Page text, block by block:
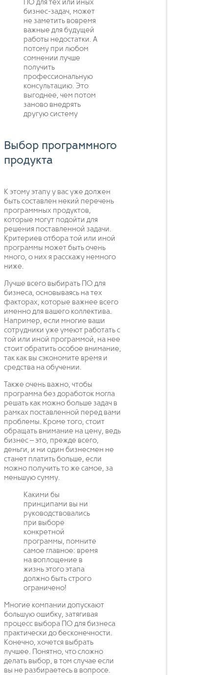
ПО для тех или иных
бизнес-задач, может
не заметить вовремя
важные для будущей
работы недостатки. А
потому при любом
сомнении лучше
получить
профессиональную
консультацию. Это
выгоднее, чем потом
заново внедрять
другую систему
Выбор программного
продукта
К этому этапу у вас уже должен
быть составлен некий перечень
программных продуктов,
которые могут подойти для
решения поставленной задачи.
Критериев отбора той или иной
программы может быть очень
много, о них я расскажу немного
ниже.
Лучше всего выбирать ПО для
бизнеса, основываясь на тех
факторах, которые важнее всего
именно для вашего коллектива.
Например, если многие ваши
сотрудники уже умеют работать с
той или иной программой, на нее
стоит обратить особое внимание,
так как вы сэкономите время и
средства на обучении.
Также очень важно, чтобы
программа без доработок могла
решать как можно больше задач в
рамках поставленной перед вами
проблемы. Кроме того, стоит
обращать внимание на цену, ведь
бизнес – это, прежде всего,
деньги, и ни один бизнесмен не
станет платить больше, если
можно получить то же самое, за
меньшую сумму.
Какими бы
принципами вы ни
руководствовались
при выборе
конкретной
программы, помните
самое главное: время
на воплощение в
жизнь этого этапа
должно быть строго
ограничено!
Многие компании допускают
большую ошибку, затягивая
процесс выбора ПО для бизнеса
практически до бесконечности.
Конечно, хочется выбрать
лучшее. Понятно, что сложно
делать выбор, в том случае если
вы не разбираетесь в вопросе.